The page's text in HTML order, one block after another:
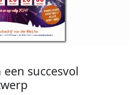
succesvol